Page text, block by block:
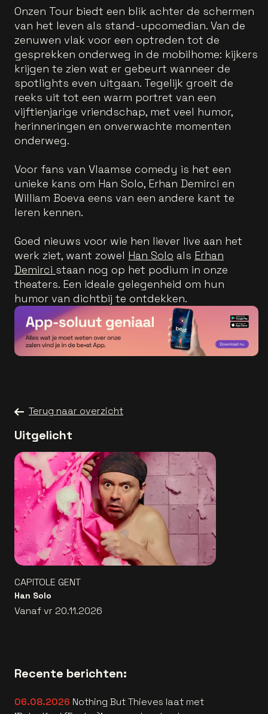
Onzen Tour biedt een blik achter de schermen
van het leven als stand-upcomedian. Van de
zenuwen vlak voor een optreden tot de
gesprekken onderweg in de mobilhome: kijkers
krijgen te zien wat er gebeurt wanneer de
spotlights even uitgaan. Tegelijk groeit de
reeks uit tot een warm portret van een
vijftienjarige vriendschap, met veel humor,
herinneringen en onverwachte momenten
onderweg.
Voor fans van Vlaamse comedy is het een
unieke kans om Han Solo, Erhan Demirci en
William Boeva eens van een andere kant te
leren kennen.
Goed nieuws voor wie hen liever live aan het
werk ziet, want zowel Han Solo als Erhan
Demirci staan nog op het podium in onze
theaters. Een ideale gelegenheid om hun
humor van dichtbij te ontdekken.
Terug naar overzicht
Uitgelicht
CAPITOLE GENT
Han Solo
Vanaf vr 20.11.2026
Recente berichten:
06.08.2026 Nothing But Thieves laat met